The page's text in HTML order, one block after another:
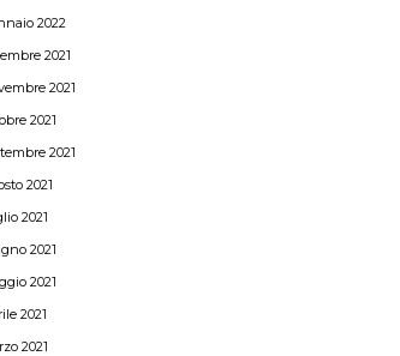
2022
2021
2021
2021
2021
2021
2021
2021
2021
2021
2021